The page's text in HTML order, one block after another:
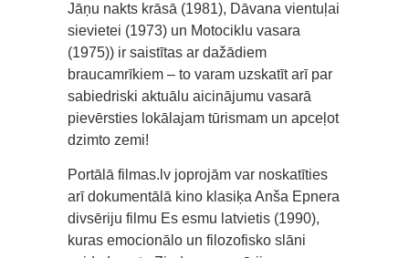
Jāņu nakts krāsā (1981), Dāvana vientuļai
sievietei (1973) un Motociklu vasara
(1975)) ir saistītas ar dažādiem
braucamrīkiem – to varam uzskatīt arī par
sabiedriski aktuālu aicinājumu vasarā
pievērsties lokālajam tūrismam un apceļot
dzimto zemi!
Portālā filmas.lv joprojām var noskatīties
arī dokumentālā kino klasiķa Anša Epnera
divsēriju filmu Es esmu latvietis (1990),
kuras emocionālo un filozofisko slāni